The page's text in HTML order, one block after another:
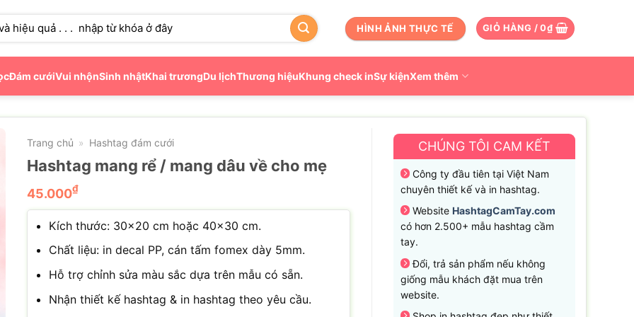
HÌNH ẢNH THỰC TẾ GIỎ HÀNG /0₫
Đám cướiVui nhộnSinh nhậtKhai trươngDu lịchThương hiệuKhung check inSự kiệnXem thêm
Trang chủ » Hashtag đám cưới
Hashtag mang rể / mang dâu về cho mẹ
45.000₫
Kích thước: 30×20 cm hoặc 40×30 cm.
Chất liệu: in decal PP, cán tấm fomex dày 5mm.
Hỗ trợ chỉnh sửa màu sắc dựa trên mẫu có sẵn.
Nhận thiết kế hashtag & in hashtag theo yêu cầu.
CHÚNG TÔI CAM KẾT
Công ty đầu tiên tại Việt Nam
chuyên thiết kế và in hashtag.
Website HashtagCamTay.com
có hơn 2.500+ mẫu hashtag cầm
tay.
Đổi, trả sản phẩm nếu không
giống mẫu khách đặt mua trên
website.